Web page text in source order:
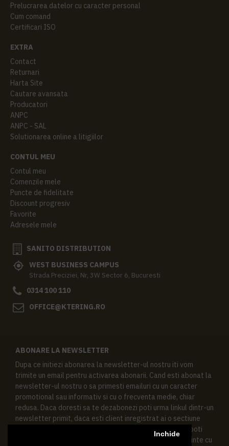
Inchide
Prelucrarea datelor cu caracter personal
Cum comand
Certificari ISO
EXTRA
Contact
Returnari
Harta Site
Cautare avansata
Producatori
ANPC
ANPC - SAL
Solutionarea online a litigiilor
CONTUL MEU
Contul meu
Comenzile mele
Puncte de fidelitate
Discount progresiv
Favorite
Adresele mele
SANITO DISTRIBUTION
WEST BUSINESS CAMPUS
Strada Preciziei, Nr, 3W Sector 6, Bucuresti
0314 100 110
OFFICE@KTERING.RO
ABONARE LA NEWSLETTER
Dupa ce initiezi abonarea la newsletter-ul nostru iti vom
trimite un email pentru activarea abonarii. Cand esti abonat la
newsletter-ul nostru o sa primesti emailuri cu un caracter
promotional sau informativ si cu o frecventa medie, chiar
redusa. Daca doresti sa te dezabonezi poti urma linkul dintr-un
newsletter primit, daca esti client inregistrat ai o sectiune
speciala in contul tau in acest scop, si de asemenea ne poti
contacta oricand pe email pentru orice intrebari sau cerinte cu